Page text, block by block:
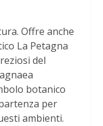
Offre anche
La Petagna
del
botanico
per
ambienti.